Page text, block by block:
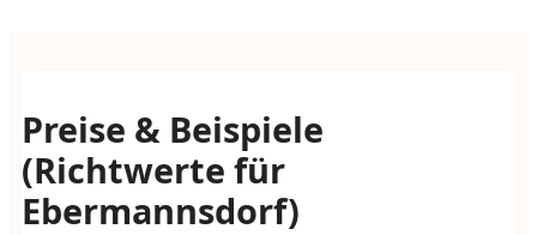
Preise & Beispiele
(Richtwerte für
Ebermannsdorf)